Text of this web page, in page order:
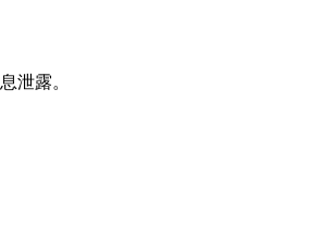
泄露。